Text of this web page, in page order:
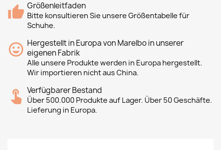
Größenleitfaden
Bitte konsultieren Sie unsere Größentabelle für
Schuhe.
Hergestellt in Europa von Marelbo in unserer
eigenen Fabrik
Alle unsere Produkte werden in Europa hergestellt.
Wir importieren nicht aus China.
Verfügbarer Bestand
Über 500.000 Produkte auf Lager. Über 50 Geschäfte.
Lieferung in Europa.